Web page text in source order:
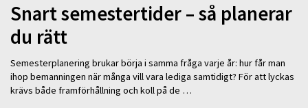
Snart semestertider – så planerar
du rätt
Semesterplanering brukar börja i samma fråga varje år: hur får man
ihop bemanningen när många vill vara lediga samtidigt? För att lyckas
krävs både framförhållning och koll på de …